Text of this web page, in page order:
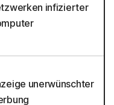
infizierter
unerwünschter